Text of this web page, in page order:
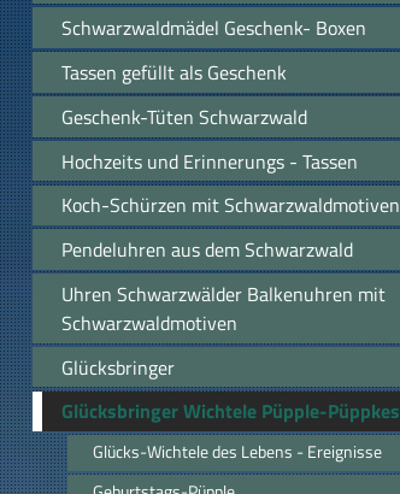
Schwarzwaldmädel Geschenk- Boxen
Tassen gefüllt als Geschenk
Geschenk-Tüten Schwarzwald
Hochzeits und Erinnerungs - Tassen
Koch-Schürzen mit Schwarzwaldmotiven
Pendeluhren aus dem Schwarzwald
Uhren Schwarzwälder Balkenuhren mit
Schwarzwaldmotiven
Glücksbringer
Glücksbringer Wichtele Püpple-Püppkes
Glücks-Wichtele des Lebens - Ereignisse